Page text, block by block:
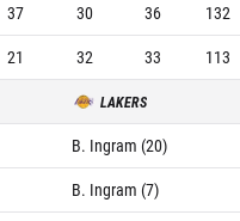
37 30 36
132
21 32 33 113
LAKERS
B. Ingram (20)
B. Ingram (7)